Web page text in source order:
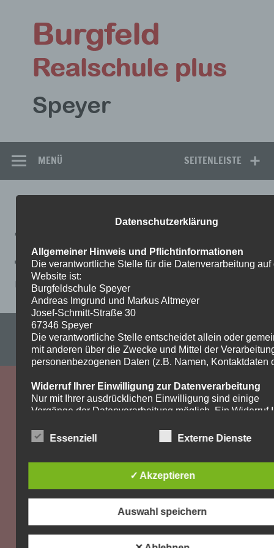
springen
SEITENLEISTE
MENÜ
BIOLOGIE_WOCHENPLANARBEI
T
Biologie_Wochenplanarbeit
Impressum & Datenschutzerklärung
WordPress-Theme: Dynamic News von ThemeZee.
Datenschutzerklärung
Allgemeiner Hinweis und Pflichtinformationen
Die verantwortliche Stelle für die Datenverarbeitung auf
Website ist:
Burgfeldschule Speyer
Andreas Imgrund und Markus Altmeyer
Josef-Schmitt-Straße 30
67346 Speyer
Die verantwortliche Stelle entscheidet allein oder
mit anderen über die Zwecke und Mittel der
personenbezogenen Daten (z.B. Namen, Kontaktdaten
Widerruf Ihrer Einwilligung zur Datenverarbeitung
Nur mit Ihrer ausdrücklichen Einwilligung sind einige
Vorgänge der Datenverarbeitung möglich. Ein Widerruf
Widerruf genügt eine formlose Mitteilung per E-Mail. Die
Recht auf Beschwerde bei der zuständigen
Aufsichtsbehörde
Als Betroffener steht Ihnen im Falle eines
der zuständigen Aufsichtsbehörde zu. Zuständige
Aufsichtsbehörde bezüglich datenschutzrechtlicher
Essenziell Externe Dienste
✓ Akzeptieren
Auswahl speichern